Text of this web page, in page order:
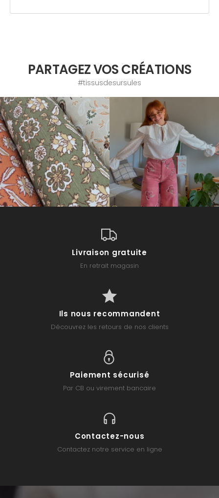
PARTAGEZ VOS CRÉATIONS
#tissusdesursules
Livraison gratuite
En retrait magasin
Ils nous recommandent
Découvrez les retours de nos clients
Paiement sécurisé
Par CB ou virement bancaire
Contactez-nous
Contactez notre service en ligne